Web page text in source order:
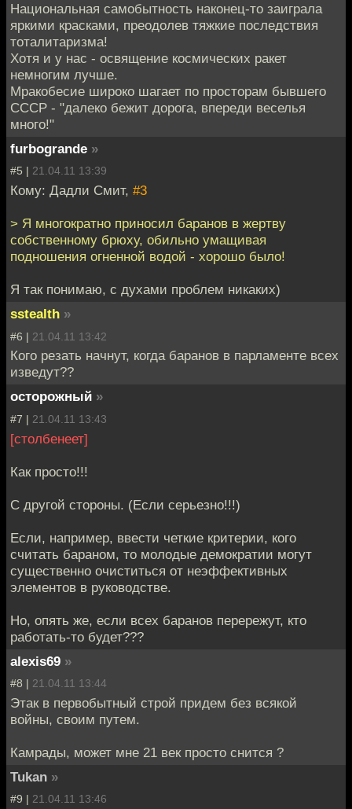
Национальная самобытность наконец-то заиграла
яркими красками, преодолев тяжкие последствия
тоталитаризма!
Хотя и у нас - освящение космических ракет
немногим лучше.
Мракобесие широко шагает по просторам бывшего
СССР - "далеко бежит дорога, впереди веселья
много!"
furbogrande »
#5 | 21.04.11 13:39
Кому: Дадли Смит, #3
> Я многократно приносил баранов в жертву
собственному брюху, обильно умащивая
подношения огненной водой - хорошо было!
Я так понимаю, с духами проблем никаких)
sstealth »
#6 | 21.04.11 13:42
Кого резать начнут, когда баранов в парламенте всех
изведут??
осторожный »
#7 | 21.04.11 13:43
[столбенеет]
Как просто!!!
С другой стороны. (Если серьезно!!!)
Если, например, ввести четкие критерии, кого
считать бараном, то молодые демократии могут
существенно очиститься от неэффективных
элементов в руководстве.
Но, опять же, если всех баранов перережут, кто
работать-то будет???
alexis69 »
#8 | 21.04.11 13:44
Этак в первобытный строй придем без всякой
войны, своим путем.
Камрады, может мне 21 век просто снится ?
Tukan »
#9 | 21.04.11 13:46